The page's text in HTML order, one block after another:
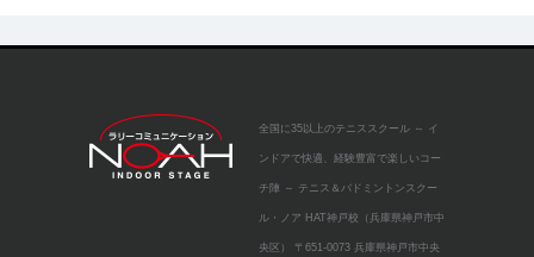
全国に35以上のテニススクール ～ イ
ンドアで快適、経験豊富で楽しいコー
チ陣 ～ テニス＆バドミントンスクー
ル・ノア HAT神戸校（兵庫県神戸市中
央区） 〒651-0073 兵庫県神戸市中央